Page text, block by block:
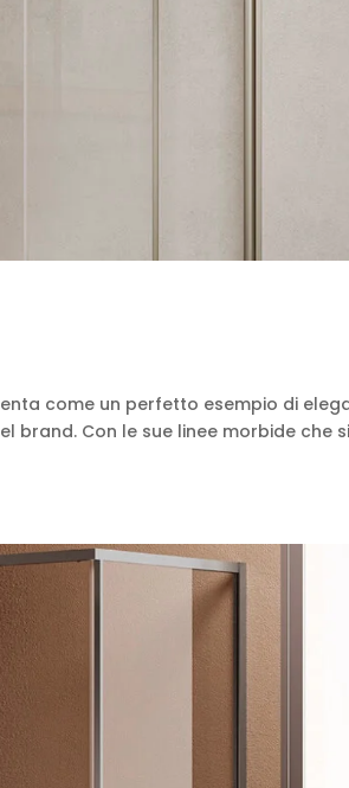
come un perfetto esempio di
brand. Con le sue linee morbide che